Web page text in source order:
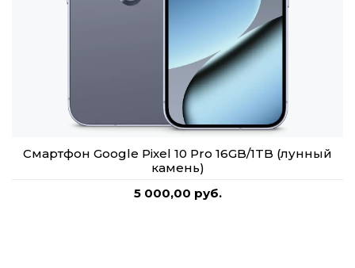
Смартфон Google Pixel 10 Pro 16GB/1TB (лунный
камень)
5 000,00 руб.